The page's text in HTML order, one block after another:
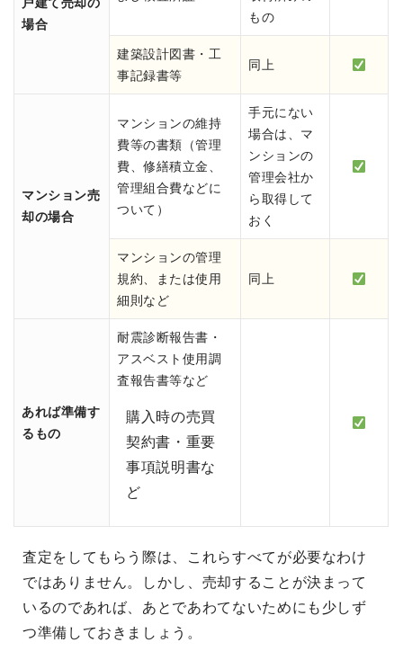
場合
もの
建築設計図書・工
事記録書等
同上
マンション売
却の場合
マンションの維持
費等の書類（管理
費、修繕積立金、
管理組合費などに
ついて）
手元にない
場合は、マ
ンションの
管理会社か
ら取得して
おく
マンションの管理
規約、または使用
細則など
同上
あれば準備す
るもの
耐震診断報告書・
アスベスト使用調
査報告書等など
購入時の売買
契約書・重要
事項説明書な
ど
査定をしてもらう際は、これらすべてが必要なわけ
ではありません。しかし、売却することが決まって
いるのであれば、あとであわてないためにも少しず
つ準備しておきましょう。